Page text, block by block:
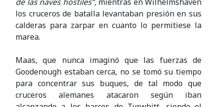
los cruceros de batalla levantaban presión en sus
calderas para zarpar en cuanto lo permitiese la
marea.
Maas, que nunca imaginó que las fuerzas de
Goodenough estaban cerca, no se tomó su tiempo
para concentrar sus buques, de tal modo que
cruceros alemanes atacaron según iban